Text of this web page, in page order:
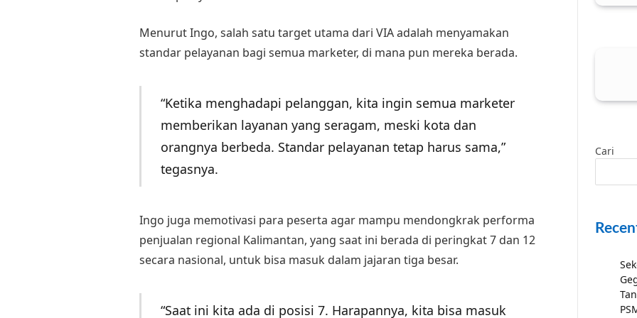
Menurut Ingo, salah satu target utama dari VIA adalah menyamakan
standar pelayanan bagi semua marketer, di mana pun mereka berada.
“Ketika menghadapi pelanggan, kita ingin semua marketer
memberikan layanan yang seragam, meski kota dan
orangnya berbeda. Standar pelayanan tetap harus sama,”
tegasnya.
Ingo juga memotivasi para peserta agar mampu mendongkrak performa
penjualan regional Kalimantan, yang saat ini berada di peringkat 7 dan 12
secara nasional, untuk bisa masuk dalam jajaran tiga besar.
“Saat ini kita ada di posisi 7. Harapannya, kita bisa masuk
Cari